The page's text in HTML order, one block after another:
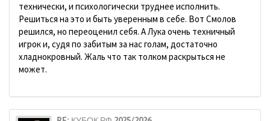
технически, и психологически труднее исполнить.
Решиться на это и быть уверенным в себе. Вот Смолов
решился, но переоценил себя. А Лука очень техничный
игрок и, судя по забитым за нас голам, достаточно
хладнокровный. Жаль что так толком раскрыться не
может.